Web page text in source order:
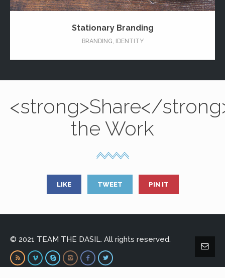
Stationary Branding
BRANDING, IDENTITY
<strong>Share</
the Work
LIKE TWEET PIN IT
© 2021 TEAM THE DASIL. All rights reserved.